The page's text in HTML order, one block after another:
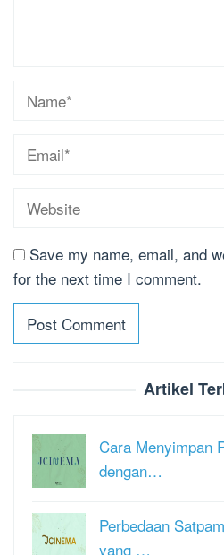
Save my name, email, and
for the next time I comment.
Artikel
Cara Menyimpan
dengan…
Perbedaan
yang …